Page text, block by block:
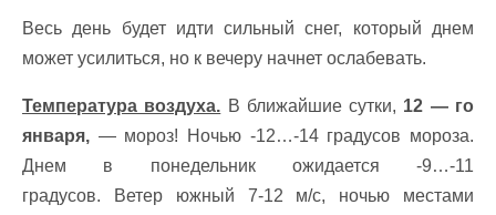
Весь день будет идти сильный снег, который днем
может усилиться, но к вечеру начнет ослабевать.
Температура воздуха. В ближайшие сутки, 12 — го
января, — мороз! Ночью -12…-14 градусов мороза.
Днем в понедельник ожидается -9…-11
градусов. Ветер южный 7-12 м/с, ночью местами